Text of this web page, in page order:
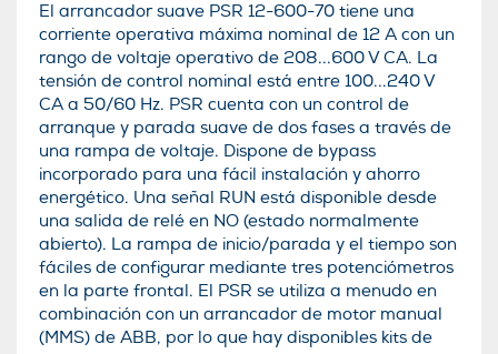
El arrancador suave PSR 12-600-70 tiene una
corriente operativa máxima nominal de 12 A con un
rango de voltaje operativo de 208...600 V CA. La
tensión de control nominal está entre 100...240 V
CA a 50/60 Hz. PSR cuenta con un control de
arranque y parada suave de dos fases a través de
una rampa de voltaje. Dispone de bypass
incorporado para una fácil instalación y ahorro
energético. Una señal RUN está disponible desde
una salida de relé en NO (estado normalmente
abierto). La rampa de inicio/parada y el tiempo son
fáciles de configurar mediante tres potenciómetros
en la parte frontal. El PSR se utiliza a menudo en
combinación con un arrancador de motor manual
(MMS) de ABB, por lo que hay disponibles kits de